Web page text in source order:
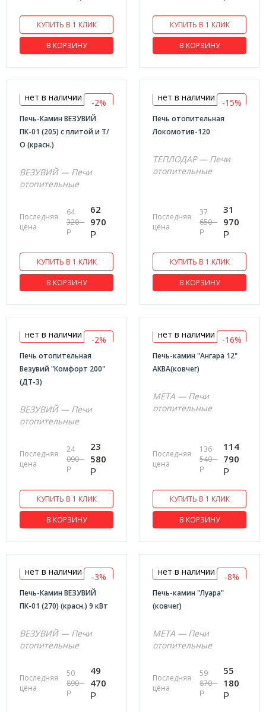
КУПИТЬ В 1 КЛИК
В КОРЗИНУ
КУПИТЬ В 1 КЛИК
В КОРЗИНУ
-2%
нет в наличии
Печь-Камин ВЕЗУВИЙ
ПК-01 (205) с плитой и Т/
О (красн.)
ВЕЗУВИЙ — Печи
отопительные
Последняя
цена
64
320
Р
62
970
Р
КУПИТЬ В 1 КЛИК
В КОРЗИНУ
-15%
нет в наличии
Печь отопительная
Локомотив-120
ТЕПЛОДАР — Печи
отопительные
Последняя
цена
37
650
Р
31
970
Р
КУПИТЬ В 1 КЛИК
В КОРЗИНУ
-2%
нет в наличии
Печь отопительная
Везувий "Комфорт 200"
(ДТ-3)
ВЕЗУВИЙ — Печи
отопительные
Последняя
цена
24
090
Р
23
580
Р
КУПИТЬ В 1 КЛИК
В КОРЗИНУ
-16%
нет в наличии
Печь-камин "Ангара 12"
АКВА(ковчег)
МЕТА — Печи
отопительные
Последняя
цена
136
540
Р
114
790
Р
КУПИТЬ В 1 КЛИК
В КОРЗИНУ
-3%
нет в наличии
Печь-Камин ВЕЗУВИЙ
ПК-01 (270) (красн.) 9 кВт
ВЕЗУВИЙ — Печи
отопительные
Последняя
цена
50
890
Р
49
470
Р
-8%
нет в наличии
Печь-камин "Луара"
(ковчег)
МЕТА — Печи
отопительные
Последняя
цена
59
870
Р
55
180
Р